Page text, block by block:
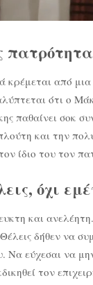
από
ότι ο
παθαίνει σοκ
και την
ίδιο του τον
όχι
και
δήθεν να
Να εύχεσαι να
τον